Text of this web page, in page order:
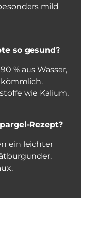
mild
so gesund?
% aus Wasser,
wie Kalium,
Rezept?
ein leichter